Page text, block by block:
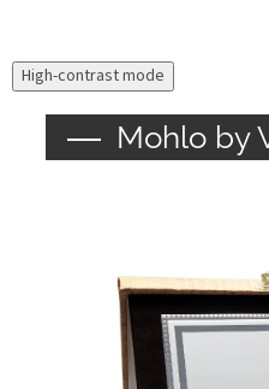
High-contrast mode
Mohlo by